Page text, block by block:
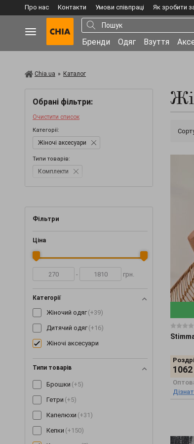
Про нас Контакти Умови співпраці Як зробити
Бренди Одяг Взуття
Chia.ua » Каталог
Обрані фільтри:
Очистити список
Категорії:
Жіночі аксесуари
Типи товарів:
Комплекти
Фільтри
Ціна
- грн.
Категорії
Жіночий одяг (+39)
Дитячий одяг (+16)
Жіночі аксесуари
Типи товарів
Брошки (+5)
Гетри (+5)
Капелюхи (+31)
Кепки (+150)
1062